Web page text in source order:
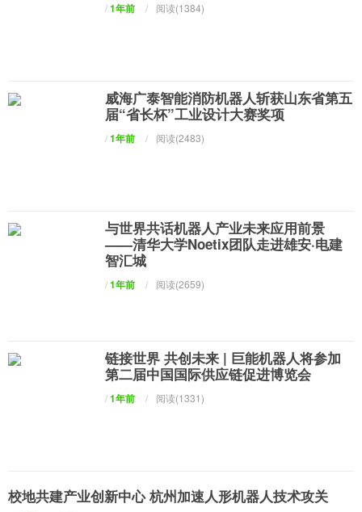
/1年前 / 阅读(1384)
威海广泰智能消防机器人斩获山东省第五
届“省长杯”工业设计大赛奖项
/1年前 / 阅读(2483)
与世界共话机器人产业未来应用前景
——清华大学Noetix团队走进雄安·电建
智汇城
/1年前 / 阅读(2659)
链接世界 共创未来 | 巨能机器人将参加
第二届中国国际供应链促进博览会
/1年前 / 阅读(1331)
校地共建产业创新中心 杭州加速人形机器人技术攻关